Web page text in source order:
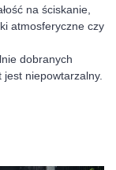
na ściskanie,
atmosferyczne czy
dobranych
niepowtarzalny.